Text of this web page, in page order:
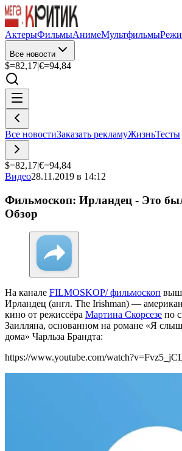
АктерыФильмыАнимеМультфильмы
Все новости
$=82,17|€=94,84
Все новостиЗаказать рекламуЖизньТесты
$=82,17|€=94,84
Видео28.11.2019 в 14:12
Фильмоскоп: Ирландец - Это
Обзор
На канале FILMOSKOP/ фильмоскоп
Ирландец (англ. The Irishman) —
кино от режиссёра Мартина Скорсезе по
Заилляна, основанном на романе «Я
дома» Чарльза Брандта:
https://www.youtube.com/